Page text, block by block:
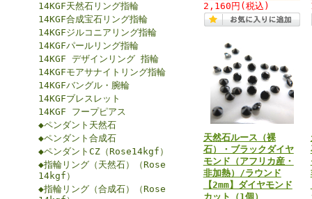
14KGF天然石リング指輪
14KGF合成宝石リング指輪
14KGFジルコニアリング指輪
14KGFパールリング指輪
14KGF デザインリング 指輪
14KGFモアサナイトリング指輪
14KGFバングル・腕輪
14KGFブレスレット
14KGF フープピアス
◆ペンダント天然石
◆ペンダント合成石
◆ペンダントCZ（Rose14kgf）
◆指輪リング（天然石）（Rose
14kgf）
◆指輪リング（合成石）（Rose
2,160円 (税込)
天然石ルース（裸
石）・ブラックダイヤ
モンド（アフリカ産・
非加熱）/ラウンド
【2mm】ダイヤモンド
カット（1個）